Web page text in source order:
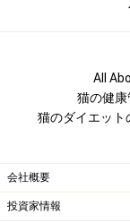
ります。性本能
済むとひとつ
「欲」＝食欲が
になりやすく、
また猫の場合は
クッシング症候
All
猫の健
猫のダイエット
会社概要
投資家情報